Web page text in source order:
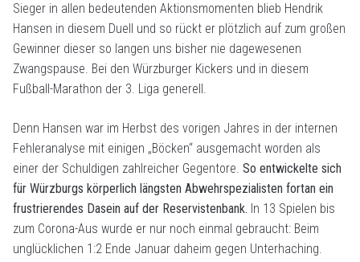
Sieger in allen bedeutenden Aktionsmomenten blieb Hendrik
Hansen in diesem Duell und so rückt er plötzlich auf zum großen
Gewinner dieser so langen uns bisher nie dagewesenen
Zwangspause. Bei den Würzburger Kickers und in diesem
Fußball-Marathon der 3. Liga generell.
Denn Hansen war im Herbst des vorigen Jahres in der internen
Fehleranalyse mit einigen „Böcken“ ausgemacht worden als
einer der Schuldigen zahlreicher Gegentore. So entwickelte sich
für Würzburgs körperlich längsten Abwehrspezialisten fortan ein
frustrierendes Dasein auf der Reservistenbank. In 13 Spielen bis
zum Corona-Aus wurde er nur noch einmal gebraucht: Beim
unglücklichen 1:2 Ende Januar daheim gegen Unterhaching.